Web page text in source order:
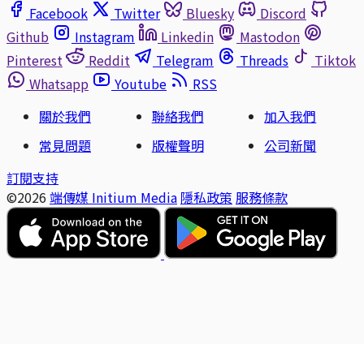
Facebook
Twitter Bluesky
Discord
Github
Instagram Linkedin
Mastodon
Pinterest
Reddit Telegram Threads
Tiktok
Whatsapp
Youtube
RSS
關於我們
聯絡我們
加入我們
常見問題
版權聲明
公司新聞
訂閱支持
©2026 端傳媒 Initium Media 隱私政策 服務條款